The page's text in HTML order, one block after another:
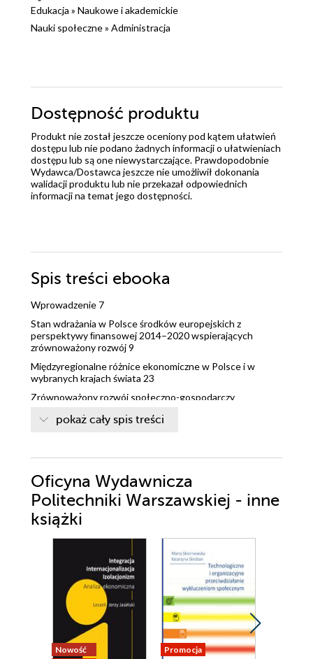
Edukacja » Naukowe i akademickie
Nauki społeczne» Administracja
Dostępność produktu
Produkt nie został jeszcze oceniony pod kątem ułatwień
dostępu lub nie podano żadnych informacji o ułatwieniach
dostępu lub są one niewystarczające. Prawdopodobnie
Wydawca/Dostawca jeszcze nie umożliwił dokonania
walidacji produktu lub nie przekazał odpowiednich
informacji na temat jego dostępności.
Spis treści ebooka
Wprowadzenie 7
Stan wdrażania w Polsce środków europejskich z
perspektywy ﬁnansowej 2014–2020 wspiera­jących
zrównoważony rozwój 9
Międzyregionalne różnice ekonomiczne w Polsce i w
wybranych krajach świata 23
Zrównoważony rozwój społeczno-gospodarczy
jowego 35
teoria a praktyka 77
Społeczno-demograﬁczne uwarunkowania bezrobocia w
gminach powiatu ciechanowskiego 93
Architektura innowacyjna czy ponadczasowe tendencje?
Centrum Ekologii i Zrównoważonego Rozwoju w powiecie
ostrowskim a zrównoważony rozwój społeczno-
gospodarczy 130
Czym jest przynależność do Unii Europejskiej dla
mieszkańców gminy Cekcyn? 149
pokaż cały spis treści
Oficyna Wydawnicza
Politechniki Warszawskiej - inne
książki
Nowość
Promocja